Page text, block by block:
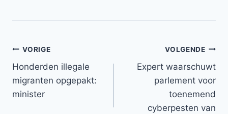
Bericht
navigatie
VORIGE
Honderden illegale
migranten opgepakt:
minister
VOLGENDE
Expert waarschuwt
parlement voor
toenemend
cyberpesten van